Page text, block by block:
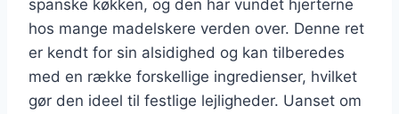
spanske køkken, og den har vundet hjerterne
hos mange madelskere verden over. Denne ret
er kendt for sin alsidighed og kan tilberedes
med en række forskellige ingredienser, hvilket
gør den ideel til festlige lejligheder. Uanset om